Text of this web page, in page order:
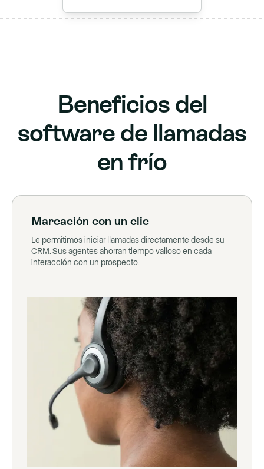
Beneficios del
software de llamadas
en frío
Marcación con un clic
Le permitimos iniciar llamadas directamente desde su
CRM. Sus agentes ahorran tiempo valioso en cada
interacción con un prospecto.